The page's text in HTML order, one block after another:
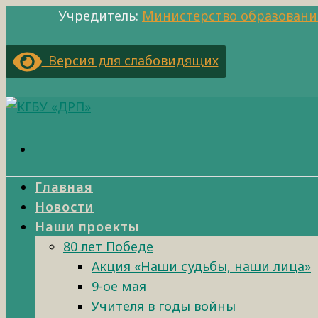
Учредитель: Министерство
Версия для слабовидящих
Главная
Новости
Наши проекты
80 лет Победе
Акция «Наши судьбы, наши лица»
9-ое мая
Учителя в годы войны